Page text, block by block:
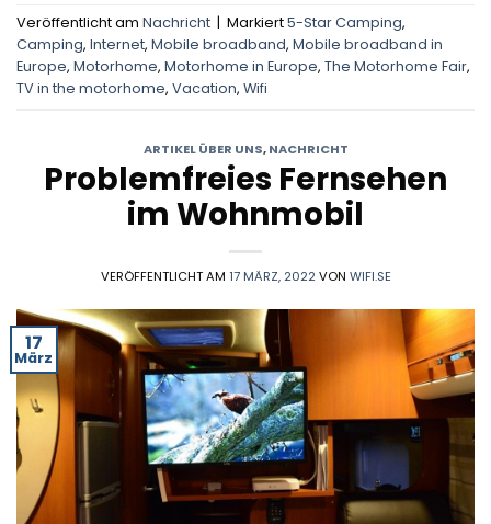
Veröffentlicht am Nachricht Markiert5-Star Camping,
Camping, Internet, Mobile broadband, Mobile broadband in
Europe, Motorhome, Motorhome in Europe, The Motorhome Fair,
TV in the motorhome, Vacation, Wifi
ARTIKEL ÜBER UNS,NACHRICHT
Problemfreies Fernsehen
im Wohnmobil
VERÖFFENTLICHT AM 17 MÄRZ, 2022 VON WIFI.SE
17
März